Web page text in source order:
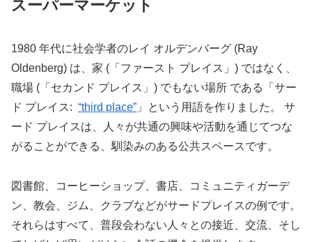
スーパーマーケット
1980 年代に社会学者のレイ オルデンバーグ (Ray
Oldenberg) は、家 (「ファースト プレイス」) ではなく、
職場 (「セカンド プレイス」) でもない場所 である「サー
ド プレイス: “third place” 」という用語を作りました。 サ
ード プレイスは、人々が共通の興味や活動を通じてつな
がることができる、馴染みのある公共スペースです。
図書館、コーヒーショップ、書店、コミュニティガーデ
ン、教会、ジム、クラブなどがサードプレイスの例です。
それらはすべて、普段会わない人々との接近、交流、そし